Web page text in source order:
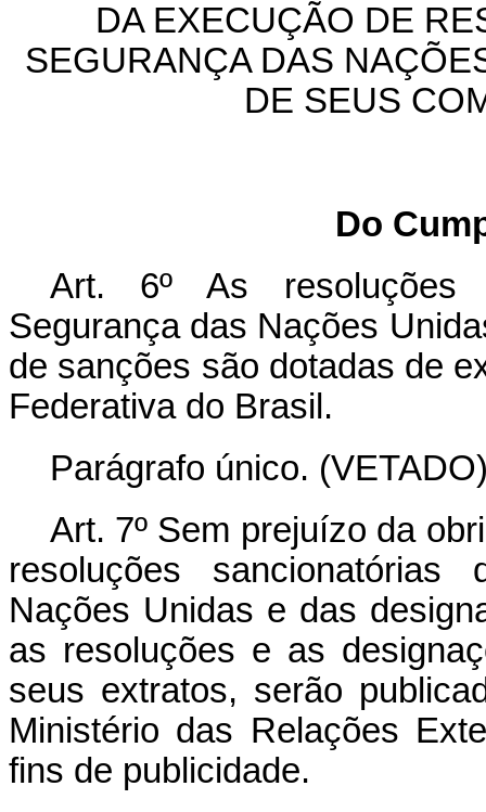
DA EXECUÇÃO DE
SEGURANÇA DAS
DE SEUS
Do
Art. 6º As resoluções
Segurança das Nações
de sanções são dotadas de
Federativa do Brasil.
Parágrafo único.
Art. 7º Sem prejuízo da
resoluções
Nações Unidas e das
as resoluções e as
seus extratos, serão
Ministério das Relações
fins de publicidade.